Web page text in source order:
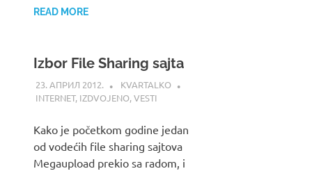
READ MORE
Izbor File Sharing sajta
23. АПРИЛ 2012.
KVARTALKO
INTERNET, IZDVOJENO,VESTI
Kako je početkom godine jedan
od vodećih file sharing sajtova
Megaupload prekio sa radom, i